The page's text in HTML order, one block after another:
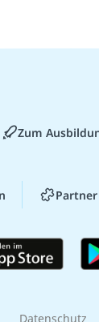
Zum
Partner
Datenschutz